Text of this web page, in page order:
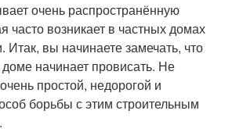
очень распространённую
часто возникает в частных домах
Итак, вы начинаете замечать, что
начинает провисать. Не
простой, недорогой и
борьбы с этим строительным